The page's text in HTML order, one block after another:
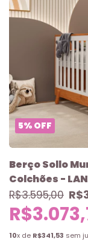
5% OFF
Berço Sollo
Colchões -
R$3.595,00
10x de R$341,53 sem